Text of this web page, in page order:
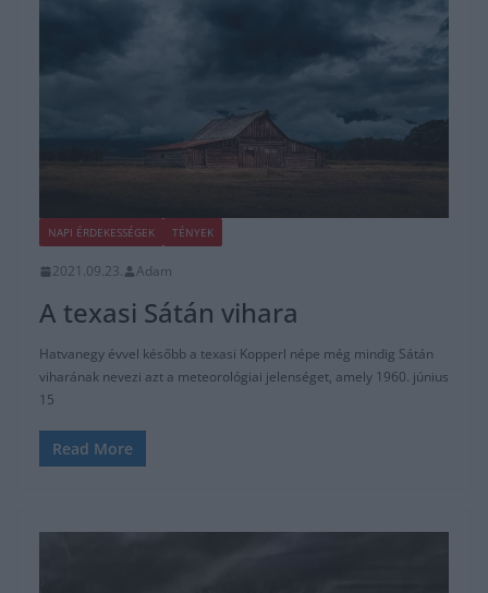
NAPI ÉRDEKESSÉGEK TÉNYEK
2021.09.23. Adam
A texasi Sátán vihara
Hatvanegy évvel később a texasi Kopperl népe még mindig Sátán
viharának nevezi azt a meteorológiai jelenséget, amely 1960. június
15
Read More